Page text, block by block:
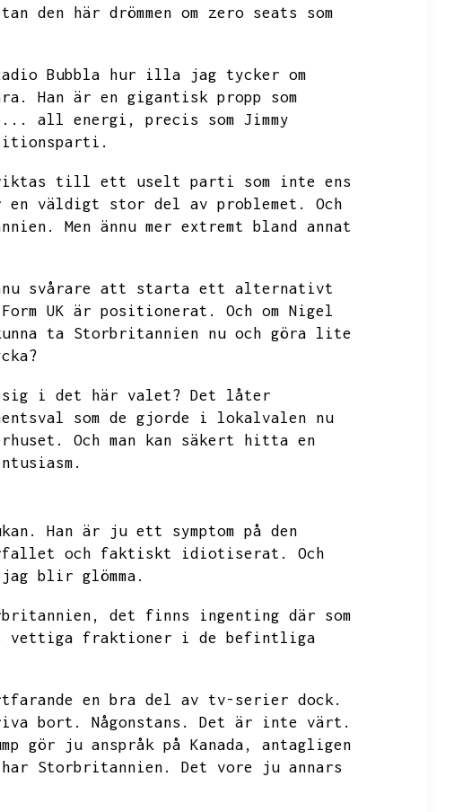
den här drömmen om zero seats som
Bubbla hur illa jag tycker om
Han är en gigantisk propp som
all energi,
precis som Jimmy
till ett uselt parti som inte ens
väldigt stor del av problemet.
Och
Men ännu mer extremt bland annat
svårare att starta ett alternativt
UK är positionerat.
Och om Nigel
ta Storbritannien nu och göra lite
sig i det här valet? Det låter
som de gjorde i lokalvalen nu
Och man kan säkert hitta en
Han är ju ett symptom på den
och faktiskt idiotiserat.
Och
blir glömma.
det finns ingenting där som
fraktioner i de befintliga
en bra del av tv-serier dock.
bort. Någonstans.
Det är inte värt.
gör ju anspråk på Kanada,
antagligen
Storbritannien.
Det vore ju annars